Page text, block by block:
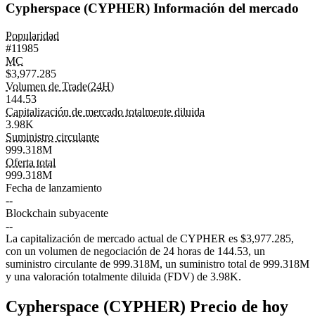
Cypherspace (CYPHER) Información del mercado
Popularidad
#11985
MC
$3,977.285
Volumen de Trade(24H)
144.53
Capitalización de mercado totalmente diluida
3.98K
Suministro circulante
999.318M
Oferta total
999.318M
Fecha de lanzamiento
--
Blockchain subyacente
--
La capitalización de mercado actual de CYPHER es $3,977.285,
con un volumen de negociación de 24 horas de 144.53, un
suministro circulante de 999.318M, un suministro total de 999.318M
y una valoración totalmente diluida (FDV) de 3.98K.
Cypherspace (CYPHER) Precio de hoy